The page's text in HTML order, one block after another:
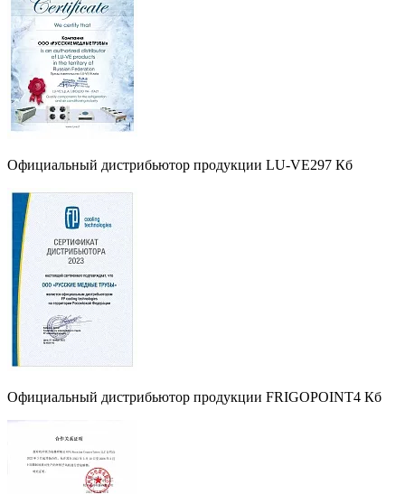
Официальный дистрибьютор продукции LU-VE297 Кб
Официальный дистрибьютор продукции FRIGOPOINT4 Кб